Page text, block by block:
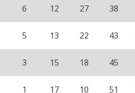
6 12 27 38
5 13 22 43
3 15 18 45
1 17 10 51